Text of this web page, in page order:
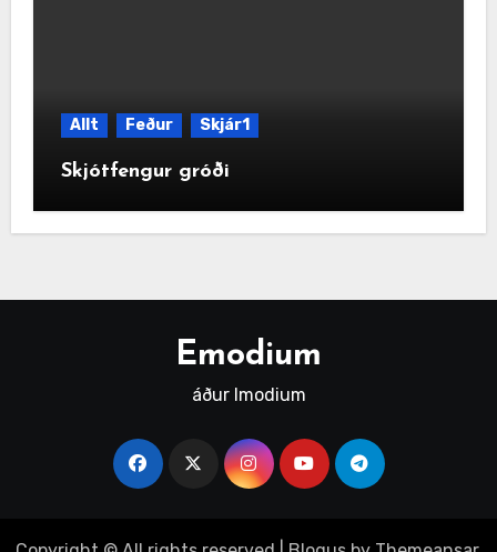
Allt Feður Skjár1
Skjótfengur gróði
Emodium
áður Imodium